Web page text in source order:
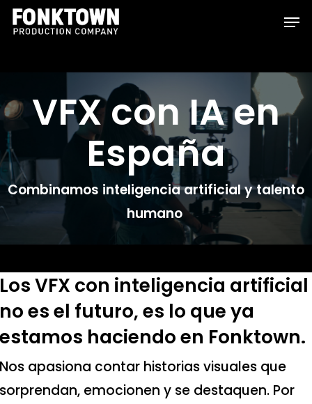
Skip
to
VFX con IA en
España
Combinamos inteligencia artificial y talento
humano
Los VFX con inteligencia artificial
no es el futuro, es lo que ya
estamos haciendo en Fonktown.
Nos apasiona contar historias visuales que
sorprendan, emocionen y se destaquen. Por
Menu